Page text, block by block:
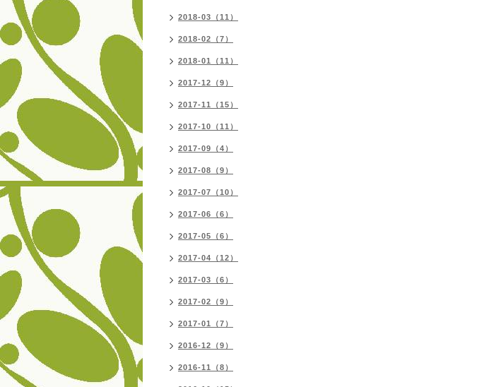
2018-03（11）
2018-02（7）
2018-01（11）
2017-12（9）
2017-11（15）
2017-10（11）
2017-09（4）
2017-08（9）
2017-07（10）
2017-06（6）
2017-05（6）
2017-04（12）
2017-03（6）
2017-02（9）
2017-01（7）
2016-12（9）
2016-11（8）